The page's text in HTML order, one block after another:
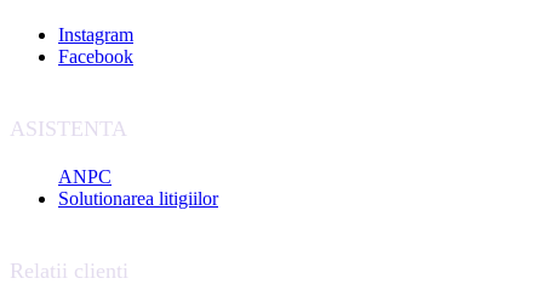
Instagram
Facebook
ASISTENTA
ANPC
Solutionarea litigiilor
Relatii clienti